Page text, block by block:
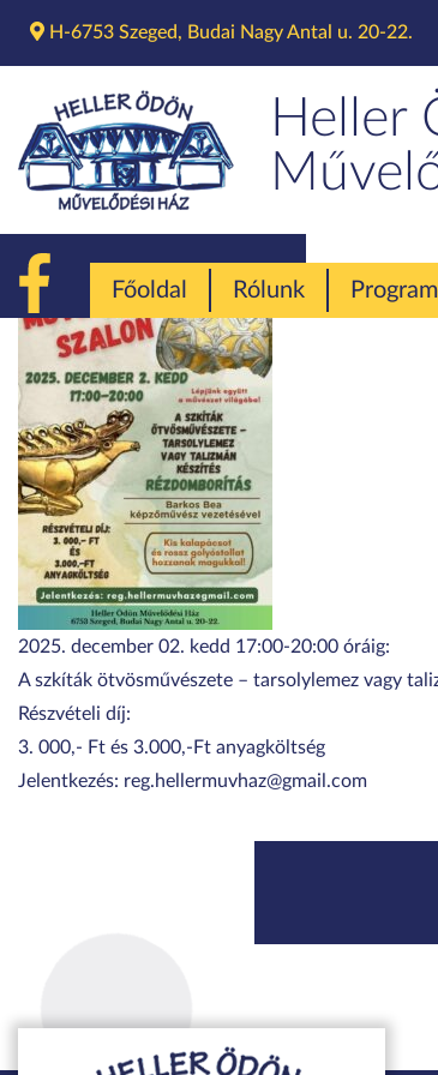
H-6753 Szeged, Budai Nagy Antal u. 20-22.
Heller
Főoldal Rólunk
2025. december 02. kedd 17:00-20:00 óráig:
A szkíták ötvösművészete – tarsolylemez vagy
Részvételi díj:
3. 000,- Ft és 3.000,-Ft anyagköltség
Jelentkezés: reg.hellermuvhaz@gmail.com